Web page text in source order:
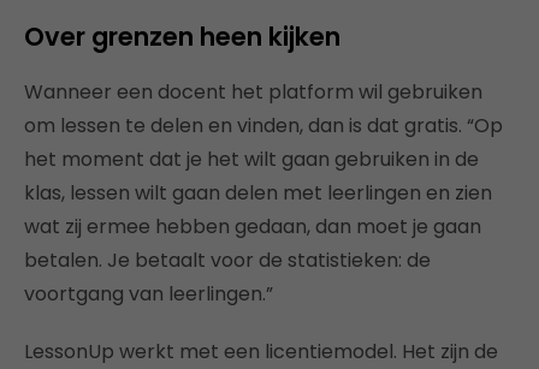
Over grenzen heen kijken
Wanneer een docent het platform wil gebruiken
om lessen te delen en vinden, dan is dat gratis. “Op
het moment dat je het wilt gaan gebruiken in de
klas, lessen wilt gaan delen met leerlingen en zien
wat zij ermee hebben gedaan, dan moet je gaan
betalen. Je betaalt voor de statistieken: de
voortgang van leerlingen.”
LessonUp werkt met een licentiemodel. Het zijn de